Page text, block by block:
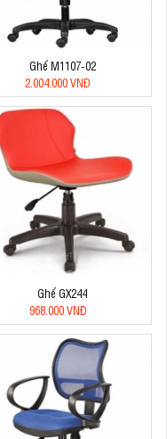
Ghế M1107-02
2.004.000 VNĐ
Ghế GX244
968.000 VNĐ